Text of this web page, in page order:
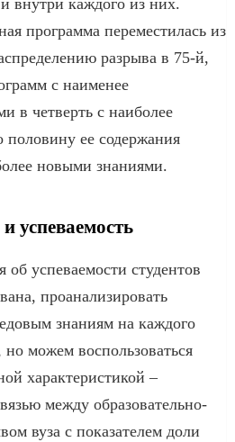
программа переместилась из
разрыва в 75-й,
с наименее
в четверть с наиболее
ее содержания
новыми знаниями.
успеваемость
успеваемости студентов
проанализировать
знаниям на каждого
можем воспользоваться
характеристикой –
между образовательно-
вуза с показателем доли